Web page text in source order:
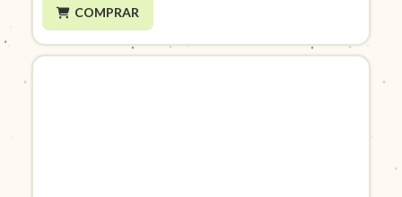
COMPRAR